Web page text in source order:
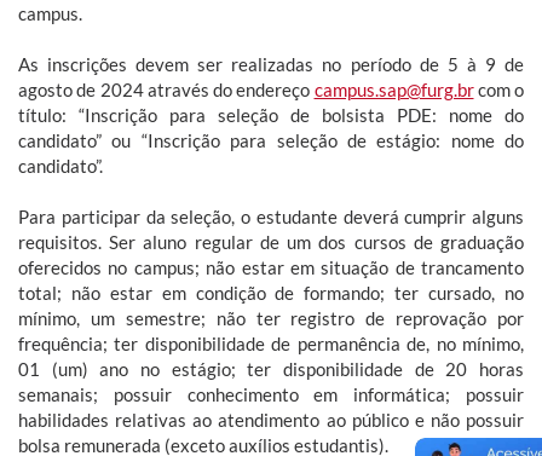
campus.
As inscrições devem ser realizadas no período de 5 à 9 de
agosto de 2024 através do endereço campus.sap@furg.brcom o
título: “Inscrição para seleção de bolsista PDE: nome do
candidato” ou “Inscrição para seleção de estágio: nome do
candidato”.
Para participar da seleção, o estudante deverá cumprir alguns
requisitos. Ser aluno regular de um dos cursos de graduação
oferecidos no campus; não estar em situação de trancamento
total; não estar em condição de formando; ter cursado, no
mínimo, um semestre; não ter registro de reprovação por
frequência; ter disponibilidade de permanência de, no mínimo,
01 (um) ano no estágio; ter disponibilidade de 20 horas
semanais; possuir conhecimento em informática; possuir
habilidades relativas ao atendimento ao público e não possuir
bolsa remunerada (exceto auxílios estudantis).